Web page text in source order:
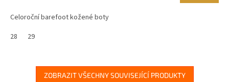
Celoroční barefoot kožené boty
28
29
ZOBRAZIT VŠECHNY SOUVISEJÍCÍ PRODUKTY